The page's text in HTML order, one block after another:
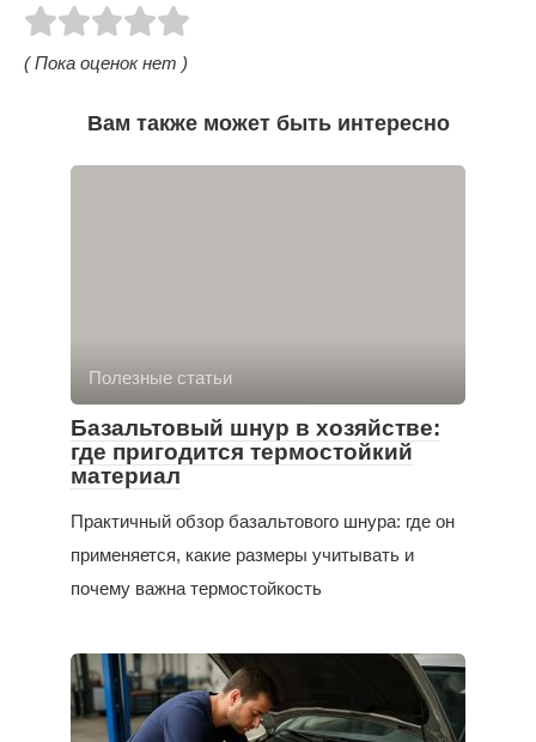
( Пока оценок нет )
Вам также может быть интересно
Полезные статьи
Базальтовый шнур в хозяйстве:
где пригодится термостойкий
материал
Практичный обзор базальтового шнура: где он
применяется, какие размеры учитывать и
почему важна термостойкость